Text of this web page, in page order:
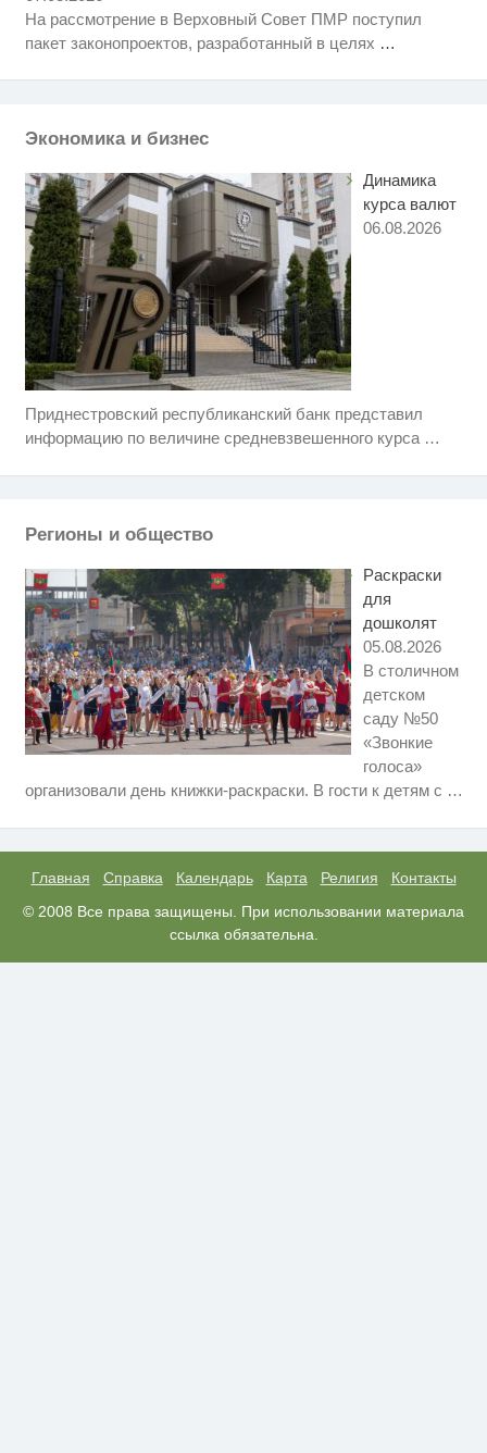
На рассмотрение в Верховный Совет ПМР поступил
пакет законопроектов, разработанный в целях …
Экономика и бизнес
Динамика
курса валют
06.08.2026
Приднестровский республиканский банк представил
информацию по величине средневзвешенного курса …
Регионы и общество
Раскраски
для
дошколят
05.08.2026
В столичном
детском
саду №50
«Звонкие
голоса»
организовали день книжки-раскраски. В гости к детям с …
Главная Справка Календарь Карта Религия
Контакты
© 2008 Все права защищены. При использовании материала
ссылка обязательна.
Ролик длится пару секунд, но
вы будете в шоке от увиденного
i
Никогда не храните огурцы в
маленький секрет
Ржу не переставая, это видео
Публичный удар Зеленскому от
а смеяться вы будете долго
i
Этот танец невесты оставит вас
без слов! Пересмотрела 10 раз